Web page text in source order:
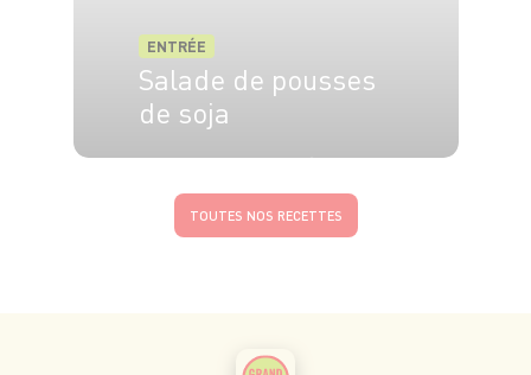
ENTRÉE
Salade de pousses
de soja
TOUTES NOS RECETTES